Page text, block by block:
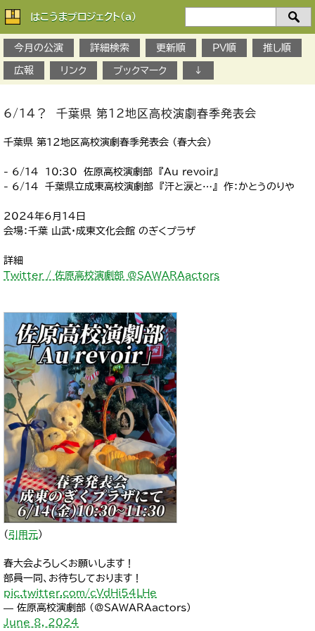
はこうまプロジェクト(a)
今月の公演
詳細検索 更新順 PV順 推し順
広報 リンク ブックマーク ↓
6/14？ 千葉県 第12地区高校演劇春季発表会
千葉県 第12地区高校演劇春季発表会 （春大会）
- 6/14 10:30 佐原高校演劇部 『Au revoir』
- 6/14 千葉県立成東高校演劇部 『汗と涙と…』 作：かとうのりや
2024年6月14日
会場：千葉 山武・成東文化会館 のぎくプラザ
詳細
Twitter / 佐原高校演劇部 @SAWARAactors
（ 引用元）
春大会よろしくお願いします！
部員一同、お待ちしております！
pic.twitter.com/cVdHi54LHe
— 佐原高校演劇部 (@SAWARAactors)
June 8, 2024